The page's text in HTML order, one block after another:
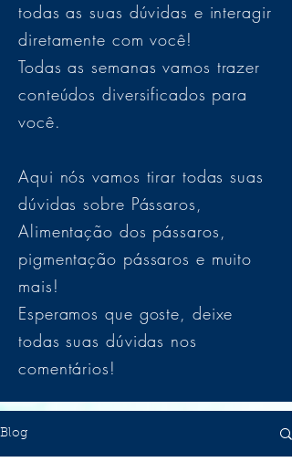
todas as suas dúvidas e interagir
diretamente com você!
Todas as semanas vamos trazer
conteúdos diversificados para
você.
Aqui nós vamos tirar todas suas
dúvidas sobre Pássaros,
Alimentação dos pássaros,
pigmentação pássaros e muito
mais!
Esperamos que goste, deixe
todas suas dúvidas nos
comentários!
Blog